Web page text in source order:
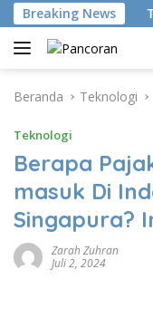
Langsung
ke
konten
Breaking News
ISP
Beranda Teknologi
Teknologi
Berapa
masuk Di
Singapura?
Zarah Zuhran
Juli 2, 2024